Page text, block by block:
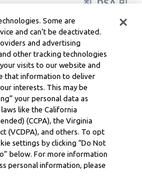
침, DSA 및
리소스
법률 센터
Learneo
서비스 약
관
Inc. business
Inc. 2024
Some are
and can’t be deactivated.
and advertising
other tracking technologies
visits to our website and
that information to deliver
interests. This may be
your personal data as
like the California
(CCPA), the Virginia
(VCDPA), and others. To opt
settings by clicking “Do Not
below. For more information
personal information, please